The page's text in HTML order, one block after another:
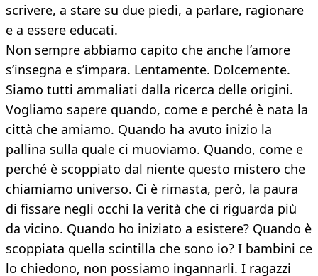
scrivere, a stare su due piedi, a parlare, ragionare
e a essere educati.
Non sempre abbiamo capito che anche l’amore
s’insegna e s’impara. Lentamente. Dolcemente.
Siamo tutti ammaliati dalla ricerca delle origini.
Vogliamo sapere quando, come e perché è nata la
città che amiamo. Quando ha avuto inizio la
pallina sulla quale ci muoviamo. Quando, come e
perché è scoppiato dal niente questo mistero che
chiamiamo universo. Ci è rimasta, però, la paura
di fissare negli occhi la verità che ci riguarda più
da vicino. Quando ho iniziato a esistere? Quando è
scoppiata quella scintilla che sono io? I bambini ce
lo chiedono, non possiamo ingannarli. I ragazzi